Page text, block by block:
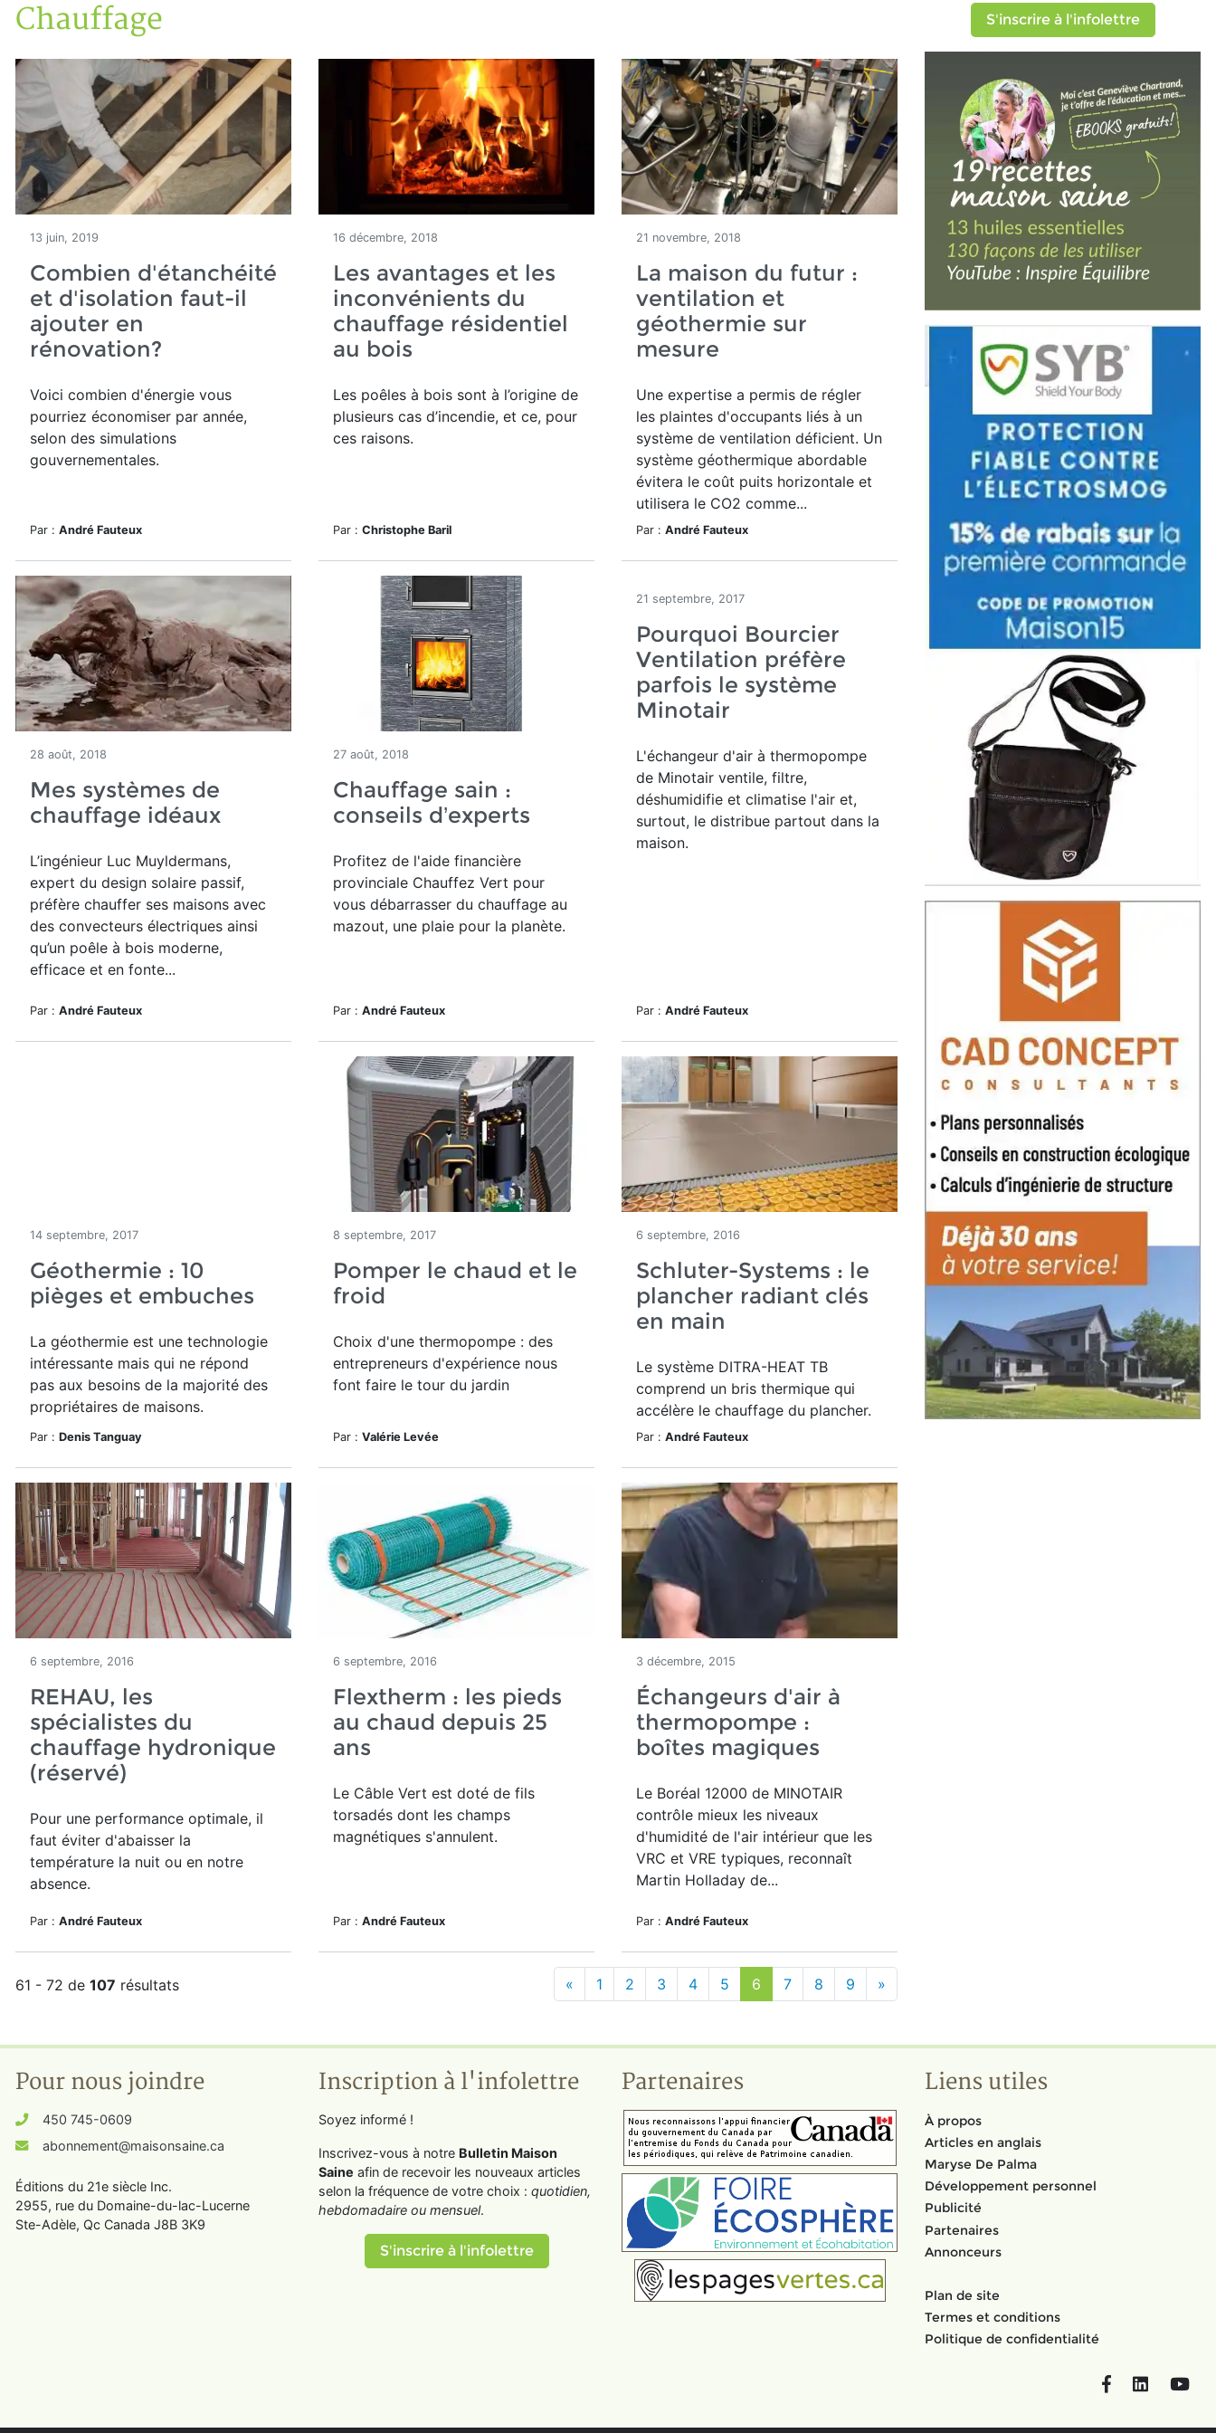
Accueil
Articles
Énergie
Chauffage
Chauffage
13 juin, 2019
Combien d'étanchéité
et d'isolation faut-il
ajouter en
rénovation?
Voici combien d'énergie vous
pourriez économiser par année,
selon des simulations
gouvernementales.
Par : André Fauteux
16 décembre, 2018
Les avantages et les
inconvénients du
chauffage résidentiel
au bois
Les poêles à bois sont à l’origine de
plusieurs cas d’incendie, et ce, pour
ces raisons.
Par : Christophe Baril
21 novembre, 2018
La maison du futur :
ventilation et
géothermie sur
mesure
Une expertise a permis de régler
les plaintes d'occupants liés à un
système de ventilation déficient. Un
système géothermique abordable
évitera le coût puits horizontale et
utilisera le CO2 comme...
Par : André Fauteux
28 août, 2018
Mes systèmes de
chauffage idéaux
L’ingénieur Luc Muyldermans,
expert du design solaire passif,
préfère chauffer ses maisons avec
des convecteurs électriques ainsi
qu’un poêle à bois moderne,
efficace et en fonte...
Par : André Fauteux
27 août, 2018
Chauffage sain :
conseils d’experts
Profitez de l'aide financière
provinciale Chauffez Vert pour
vous débarrasser du chauffage au
mazout, une plaie pour la planète.
Par : André Fauteux
21 septembre, 2017
Pourquoi Bourcier
Ventilation préfère
parfois le système
Minotair
L'échangeur d'air à thermopompe
de Minotair ventile, filtre,
déshumidifie et climatise l'air et,
surtout, le distribue partout dans la
maison.
Par : André Fauteux
14 septembre, 2017
Géothermie : 10
pièges et embuches
La géothermie est une technologie
intéressante mais qui ne répond
pas aux besoins de la majorité des
propriétaires de maisons.
Par : Denis Tanguay
8 septembre, 2017
Pomper le chaud et le
froid
Choix d'une thermopompe : des
entrepreneurs d'expérience nous
font faire le tour du jardin
Par : Valérie Levée
6 septembre, 2016
Schluter-Systems : le
plancher radiant clés
en main
Le système DITRA-HEAT TB
comprend un bris thermique qui
accélère le chauffage du plancher.
Par : André Fauteux
6 septembre, 2016
REHAU, les
spécialistes du
chauffage hydronique
(réservé)
Pour une performance optimale, il
faut éviter d'abaisser la
température la nuit ou en notre
absence.
Par : André Fauteux
6 septembre, 2016
Flextherm : les pieds
au chaud depuis 25
ans
Le Câble Vert est doté de fils
torsadés dont les champs
magnétiques s'annulent.
Par : André Fauteux
3 décembre, 2015
Échangeurs d'air à
thermopompe :
boîtes magiques
Le Boréal 12000 de MINOTAIR
contrôle mieux les niveaux
d'humidité de l'air intérieur que les
VRC et VRE typiques, reconnaît
Martin Holladay de...
Par : André Fauteux
61 - 72 de 107 résultats « 1 2 3 4 5 6 7 8 9 »
S'inscrire à l'infolettre
Pour nous joindre
450 745-0609
abonnement@maisonsaine.ca
Éditions du 21e siècle Inc.
2955, rue du Domaine-du-lac-Lucerne
Ste-Adèle, Qc Canada J8B 3K9
Inscription à l'infolettre
Soyez informé !
Inscrivez-vous à notre Bulletin Maison
Saine afin de recevoir les nouveaux articles
selon la fréquence de votre choix : quotidien,
hebdomadaire ou mensuel.
S'inscrire à l'infolettre
Partenaires Liens utiles
À propos
Articles en anglais
Maryse De Palma
Développement personnel
Publicité
Partenaires
Annonceurs
Plan de site
Termes et conditions
Politique de confidentialité
FacebookLinkedIn